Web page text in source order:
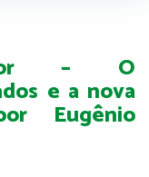
– O
e a nova
Eugênio